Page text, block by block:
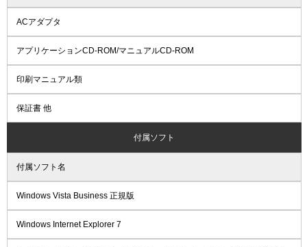
ACアダプタ
アプリケーションCD-ROM/マニュアルCD-ROM
印刷マニュアル類
保証書 他
付属ソフト
付属ソフト名
Windows Vista Business 正規版
Windows Internet Explorer 7